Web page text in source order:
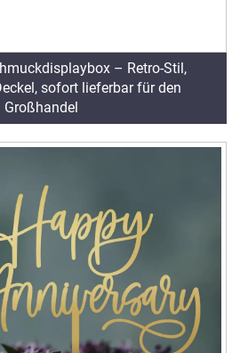
– Retro-Stil,
sofort lieferbar für den
Großhandel